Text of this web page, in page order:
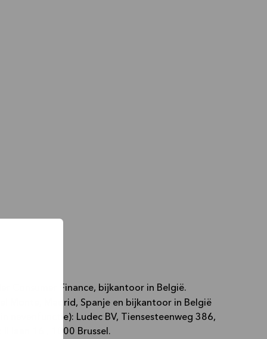
Consumer Finance, bijkantoor in België.
Monte, Madrid, Spanje en bijkantoor in België
Ludec BV, Tiensesteenweg 386,
laan 16 , 1000 Brussel.